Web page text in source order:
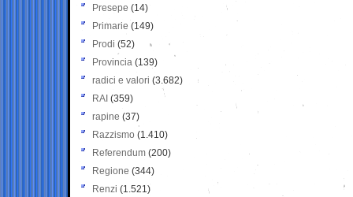
Presepe (14)
Primarie (149)
Prodi (52)
Provincia (139)
radici e valori (3.682)
RAI (359)
rapine (37)
Razzismo (1.410)
Referendum (200)
Regione (344)
Renzi (1.521)